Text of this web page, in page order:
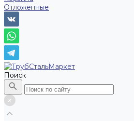
Отложенные
Поиск